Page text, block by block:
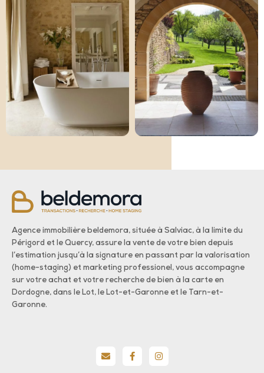
Agence immobilière beldemora, située à Salviac, à la limite du
Périgord et le Quercy, assure la vente de votre bien depuis
l’estimation jusqu’à la signature en passant par la valorisation
(home-staging) et marketing professionel, vous accompagne
sur votre achat et votre recherche de bien à la carte en
Dordogne, dans le Lot, le Lot-et-Garonne et le Tarn-et-
Garonne.